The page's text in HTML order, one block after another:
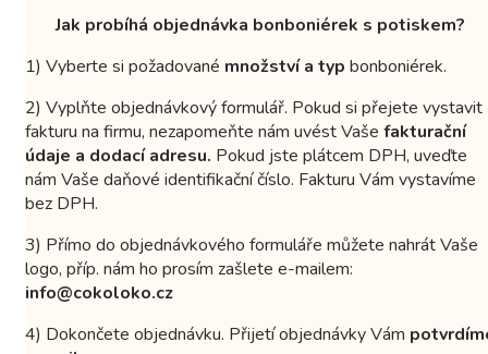
Jak probíhá objednávka bonboniérek s potiskem?
1) Vyberte si požadované množství a typ bonboniérek.
2) Vyplňte objednávkový formulář. Pokud si přejete vystavit
fakturu na firmu, nezapomeňte nám uvést Vaše fakturační
údaje a dodací adresu. Pokud jste plátcem DPH, uveďte
nám Vaše daňové identifikační číslo. Fakturu Vám vystavíme
bez DPH.
3) Přímo do objednávkového formuláře můžete nahrát Vaše
logo, příp. nám ho prosím zašlete e-mailem:
info@cokoloko.cz
4) Dokončete objednávku. Přijetí objednávky Vám